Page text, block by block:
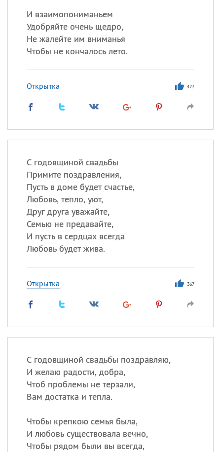
И взаимопониманьем
Удобряйте очень щедро,
Не жалейте им вниманья
Чтобы не кончалось лето.
Открытка 477
С годовщиной свадьбы
Примите поздравления,
Пусть в доме будет счастье,
Любовь, тепло, уют,
Друг друга уважайте,
Семью не предавайте,
И пусть в сердцах всегда
Любовь будет жива.
Открытка 367
С годовщиной свадьбы поздравляю,
И желаю радости, добра,
Чтоб проблемы не терзали,
Вам достатка и тепла.
Чтобы крепкою семья была,
И любовь существовала вечно,
Чтобы рядом были вы всегда,